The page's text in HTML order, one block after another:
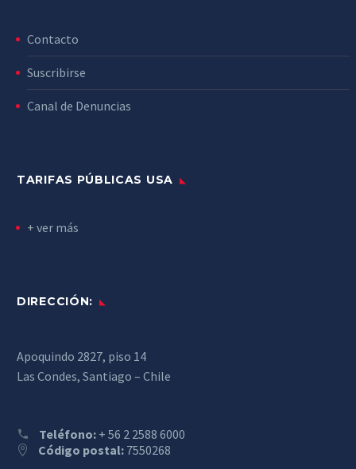
Contacto
Suscribirse
Canal de Denuncias
TARIFAS PÚBLICAS USA
+ ver más
DIRECCIÓN:
Apoquindo 2827, piso 14
Las Condes, Santiago – Chile
Teléfono: + 56 2 2588 6000
Código postal: 7550268